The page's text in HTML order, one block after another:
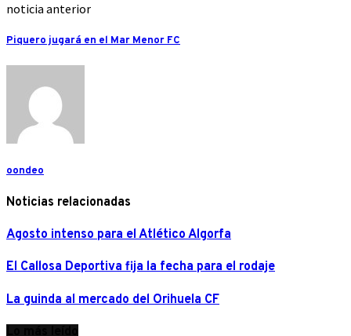
noticia anterior
Piquero jugará en el Mar Menor FC
oondeo
Noticias relacionadas
Agosto intenso para el Atlético Algorfa
El Callosa Deportiva fija la fecha para el rodaje
La guinda al mercado del Orihuela CF